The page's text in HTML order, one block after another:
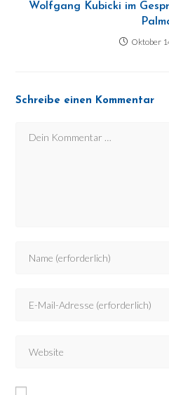
Wolfgang Kubicki im
Oktober
Schreibe einen Kommentar